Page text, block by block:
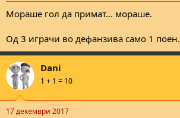
Мораше гол да примат... мораше.
Од 3 играчи во дефанзива само 1 поен.
Dani
1 + 1 = 10
17 декември 2017